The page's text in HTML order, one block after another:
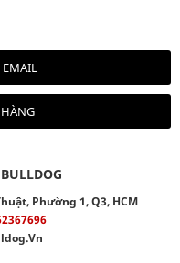
Phường 1, Q3, HCM